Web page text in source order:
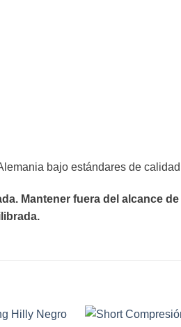
bajo estándares de
Mantener fuera del alcance